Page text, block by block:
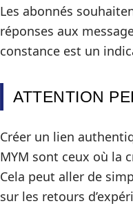
Les abonnés
réponses aux
constance est un
ATTENTION
Créer un lien
MYM sont ceux où la
Cela peut aller de
sur les retours